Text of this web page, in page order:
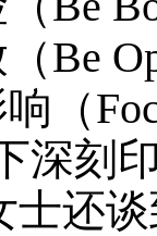
Be
（
深刻
士还